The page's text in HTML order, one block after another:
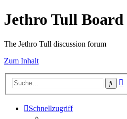
Jethro Tull
The Jethro Tull discussion forum
Zum Inhalt
Suche
Schnellzugriff